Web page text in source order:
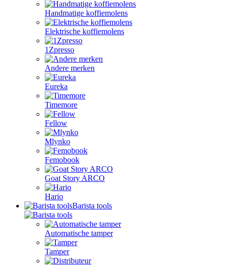
Handmatige koffiemolens
Elektrische koffiemolens
1Zpresso
Andere merken
Eureka
Timemore
Fellow
Mlynko
Femobook
Goat Story ARCO
Hario
Barista tools
Automatische tamper
Tamper